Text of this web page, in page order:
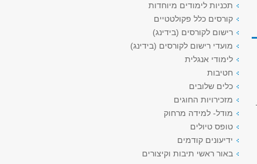
תכניות לימודים מיוחדות
קורסים כלל פקולטטיים
רישום לקורסים (בידינג)
מועדי רישום לקורסים (בידינג)
לימודי אנגלית
חטיבות
כלים שלובים
מזכירויות החוגים
מודל- למידה מרחוק
טופס טיולים
ידיעונים קודמים
באור ראשי תיבות וקיצורים